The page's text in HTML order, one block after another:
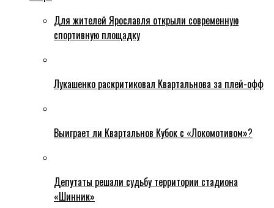
Для жителей Ярославля открыли современную
спортивную площадку
Лукашенко раскритиковал Квартальнова за плей-офф
Выиграет ли Квартальнов Кубок с «Локомотивом»?
Депутаты решали судьбу территории стадиона
«Шинник»